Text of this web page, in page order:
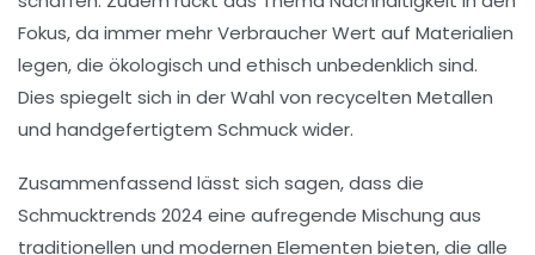
Fokus, da immer mehr Verbraucher Wert auf Materialien
legen, die ökologisch und ethisch unbedenklich sind.
Dies spiegelt sich in der Wahl von recycelten Metallen
und handgefertigtem Schmuck wider.
Zusammenfassend lässt sich sagen, dass die
Schmucktrends 2024 eine aufregende Mischung aus
traditionellen und modernen Elementen bieten, die alle